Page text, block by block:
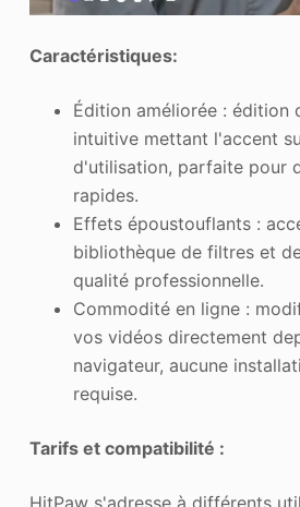
Caractéristiques:
Édition améliorée : édition
intuitive mettant l'accent
d'utilisation, parfaite pour
rapides.
Effets époustouflants :
bibliothèque de filtres et
qualité professionnelle.
Commodité en ligne :
vos vidéos directement
navigateur, aucune
requise.
Tarifs et compatibilité :
HitPaw s'adresse à différents